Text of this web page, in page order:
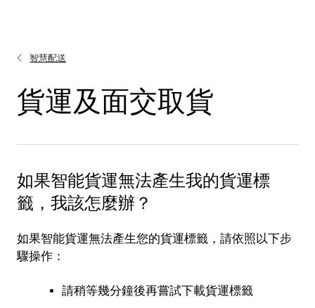
智慧配送
貨運及面交取貨
如果智能貨運無法產生我的貨運標
籤，我該怎麼辦？
如果智能貨運無法產生您的貨運標籤，請依照以下步
驟操作：
請稍等幾分鐘後再嘗試下載貨運標籤